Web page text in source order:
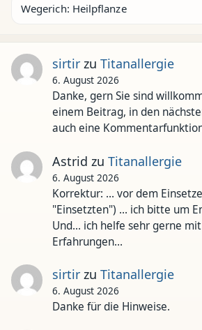
Wegerich: Heilpflanze
sirtirzu Titanallergie
6. August 2026
Danke, gern Sie sind
einem Beitrag, in den
auch eine
Astrid zu Titanallergie
6. August 2026
Korrektur: ... vor dem
"Einsetzten") ... ich bitte um
Und... ich helfe sehr gerne
Erfahrungen…
sirtirzu Titanallergie
6. August 2026
Danke für die Hinweise.